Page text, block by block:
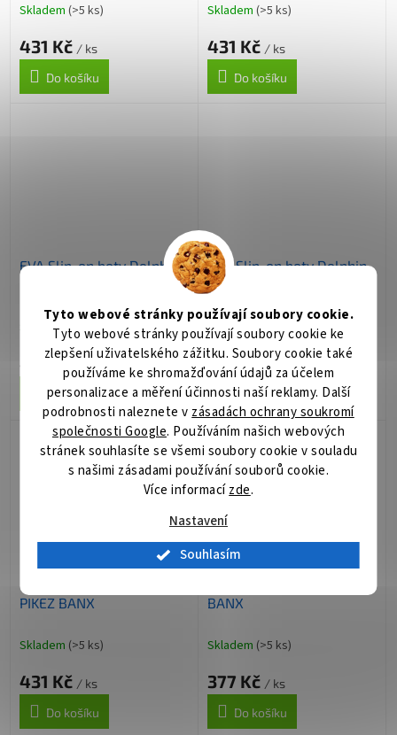
Tyto webové stránky používají soubory cookie.
Tyto webové stránky používají soubory cookie ke
zlepšení uživatelského zážitku. Soubory cookie také
používáme ke shromažďování údajů za účelem
personalizace a měření účinnosti naší reklamy. Další
podrobnosti naleznete v zásadách ochrany soukromí
společnosti Google. Používáním našich webových
stránek souhlasíte se všemi soubory cookie v souladu
s našimi zásadami používání souborů cookie.
Více informacízde.
Nastavení
Souhlasím
Skladem (>5 ks)
431 Kč / ks
Do košíku
Skladem (>5 ks)
431 Kč / ks
Do košíku
EVA Slip-on boty Delphin
Skladem(>5 ks)
431 Kč
/ ks
Do košíku
EVA Slip-on boty Delphin
PIKEZ BANX
Skladem(>5 ks)
431 Kč/ ks
Do košíku
PIKEZ BANX
Skladem (>5 ks)
431 Kč / ks
Do košíku
BANX
Skladem (>5 ks)
377 Kč / ks
Do košíku